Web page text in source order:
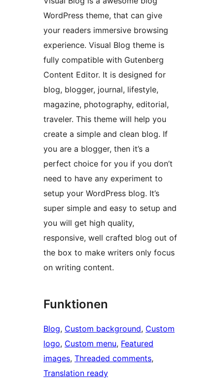
WordPress theme, that can give
your readers immersive browsing
experience. Visual Blog theme is
fully compatible with Gutenberg
Content Editor. It is designed for
blog, blogger, journal, lifestyle,
magazine, photography, editorial,
traveler. This theme will help you
create a simple and clean blog. If
you are a blogger, then it’s a
perfect choice for you if you don’t
need to have any experiment to
setup your WordPress blog. It’s
super simple and easy to setup and
you will get high quality,
responsive, well crafted blog out of
the box to make writers only focus
on writing content.
Funktionen
Blog, Custom background, Custom
logo, Custom menu, Featured
images, Threaded comments
Translation ready